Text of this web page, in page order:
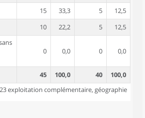
15 33,3 5
12,5
10 22,2 5
12,5
0 0,0 0 0,0
45 100,0 40
100,0
exploitation complémentaire, géographie